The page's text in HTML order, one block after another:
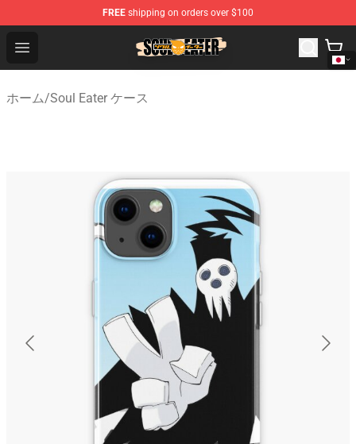
FREE shipping on orders over $100
Open menu
Soul Eater Store - Official Soul Eater Merchandise Shop
ホーム/Soul Eater ケース